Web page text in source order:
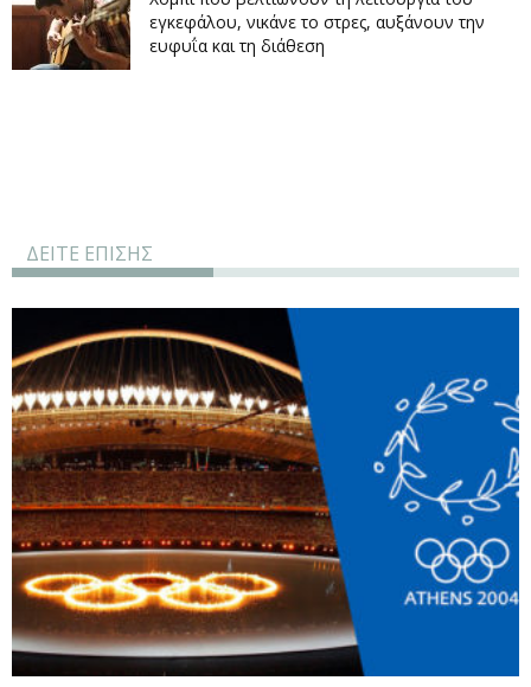
εγκεφάλου, νικάνε το στρες, αυξάνουν την
ευφυΐα και τη διάθεση
ΔΕΙΤΕ ΕΠΙΣΗΣ